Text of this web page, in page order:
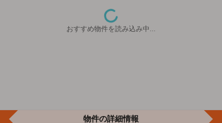
おすすめ物件を読み込み中...
物件の詳細情報